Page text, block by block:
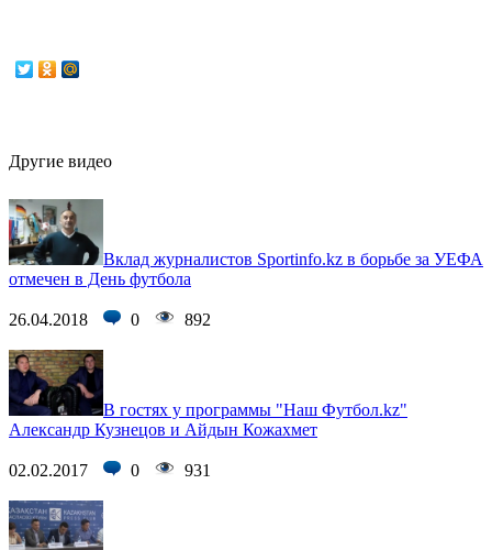
Другие видео
Вклад журналистов Sportinfo.kz в борьбе за УЕФА
отмечен в День футбола
26.04.2018 0 892
В гостях у программы "Наш Футбол.kz"
Александр Кузнецов и Айдын Кожахмет
02.02.2017 0 931